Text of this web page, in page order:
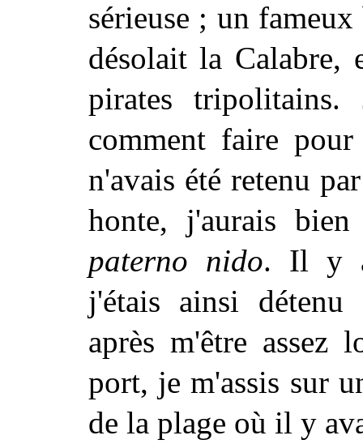
sérieuse ; un
désolait la Calabre,
pirates tripolitains.
comment faire
n'avais été retenu
honte, j'aurais
paterno nido. Il y
j'étais ainsi
après m'être assez
port, je m'assis sur
de la plage où il y